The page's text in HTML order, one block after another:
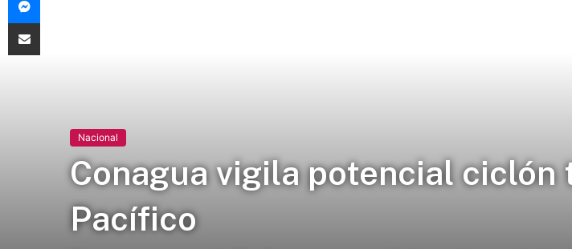
Nacional
Conagua vigila potencial ciclón
Pacífico
Compartir vía Email